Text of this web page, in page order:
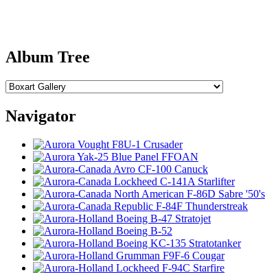
Album Tree
Navigator